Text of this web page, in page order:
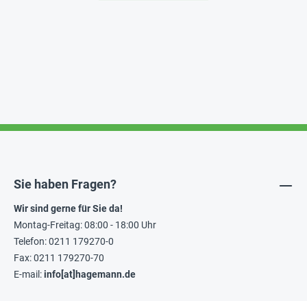
Sie haben Fragen?
Wir sind gerne für Sie da!
Montag-Freitag: 08:00 - 18:00 Uhr
Telefon: 0211 179270-0
Fax: 0211 179270-70
E-mail:info[at]hagemann.de